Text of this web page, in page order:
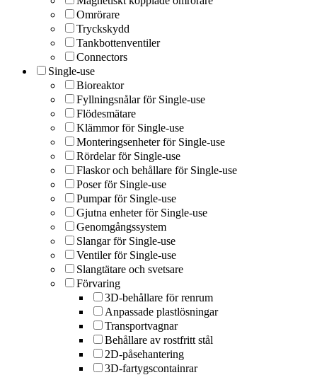
Omrörare
Tryckskydd
Tankbottenventiler
Connectors
Single-use
Bioreaktor
Fyllningsnålar för Single-use
Flödesmätare
Klämmor för Single-use
Monteringsenheter för Single-use
Rördelar för Single-use
Flaskor och behållare för Single-use
Poser för Single-use
Pumpar för Single-use
Gjutna enheter för Single-use
Genomgångssystem
Slangar för Single-use
Ventiler för Single-use
Slangtätare och svetsare
Förvaring
3D-behållare för renrum
Anpassade plastlösningar
Transportvagnar
Behållare av rostfritt stål
2D-påsehantering
3D-fartygscontainrar